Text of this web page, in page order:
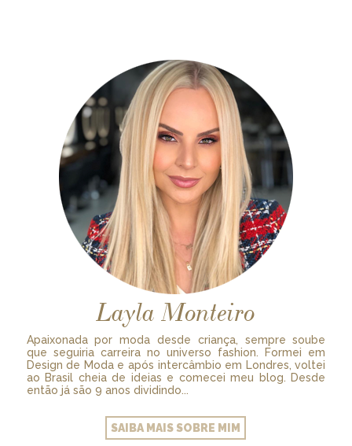
Layla Monteiro
Apaixonada por moda desde criança, sempre soube
que seguiria carreira no universo fashion. Formei em
Design de Moda e após intercâmbio em Londres, voltei
ao Brasil cheia de ideias e comecei meu blog. Desde
então já são 9 anos dividindo...
SAIBA MAIS SOBRE MIM